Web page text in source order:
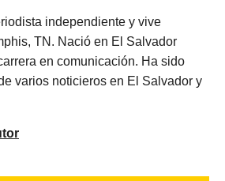
independiente y vive
TN. Nació en El Salvador
en comunicación. Ha sido
varios noticieros en El Salvador y